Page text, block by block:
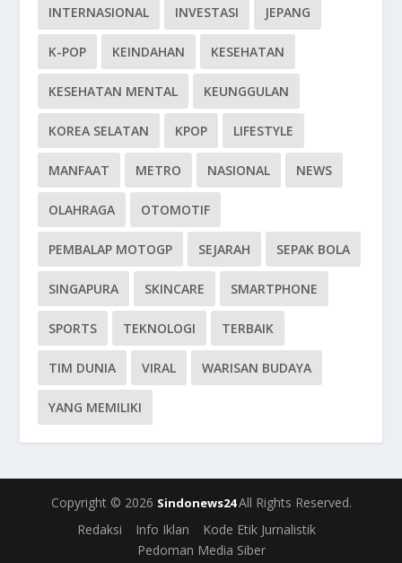
INTERNASIONAL INVESTASI JEPANG
K-POP KEINDAHAN KESEHATAN
KESEHATAN MENTAL KEUNGGULAN
KOREA SELATAN KPOP LIFESTYLE
MANFAAT METRO NASIONAL NEWS
OLAHRAGA OTOMOTIF
PEMBALAP MOTOGP SEJARAH SEPAK BOLA
SINGAPURA SKINCARE SMARTPHONE
SPORTS TEKNOLOGI TERBAIK
TIM DUNIA VIRAL WARISAN BUDAYA
YANG MEMILIKI
Copyright © 2026 Sindonews24All Rights Reserved.
Redaksi
Info Iklan
Kode Etik Jurnalistik
Pedoman Media Siber